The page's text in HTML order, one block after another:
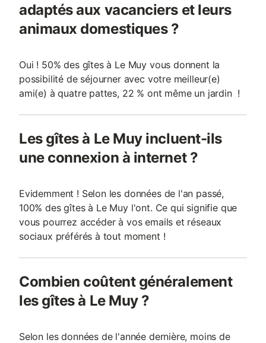
adaptés aux vacanciers et leurs
animaux domestiques ?
Oui ! 50% des gîtes à Le Muy vous donnent la
possibilité de séjourner avec votre meilleur(e)
ami(e) à quatre pattes, 22 % ont même un jardin !
Les gîtes à Le Muy incluent-ils
une connexion à internet ?
Evidemment ! Selon les données de l'an passé,
100% des gîtes à Le Muy l'ont. Ce qui signifie que
vous pourrez accéder à vos emails et réseaux
sociaux préférés à tout moment !
Combien coûtent généralement
les gîtes à Le Muy ?
Selon les données de l'année dernière, moins de